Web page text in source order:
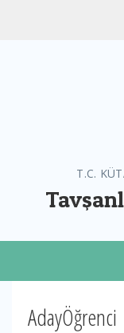
T.C.
AdayÖğrenci